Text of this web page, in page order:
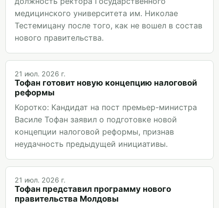
медицинского университета им. Николае
Тестемицану после того, как не вошел в состав
нового правительства.
21 июл. 2026 г.
Тофан готовит новую концепцию налоговой
реформы
Коротко: Кандидат на пост премьер-министра
Василе Тофан заявил о подготовке новой
концепции налоговой реформы, признав
неудачность предыдущей инициативы.
21 июл. 2026 г.
Тофан представил программу нового
правительства Молдовы